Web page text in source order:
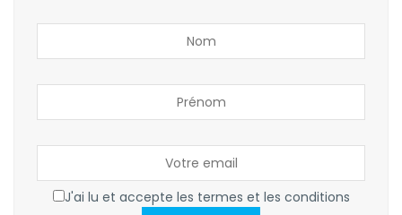
J'ai lu et accepte les termes et les conditions